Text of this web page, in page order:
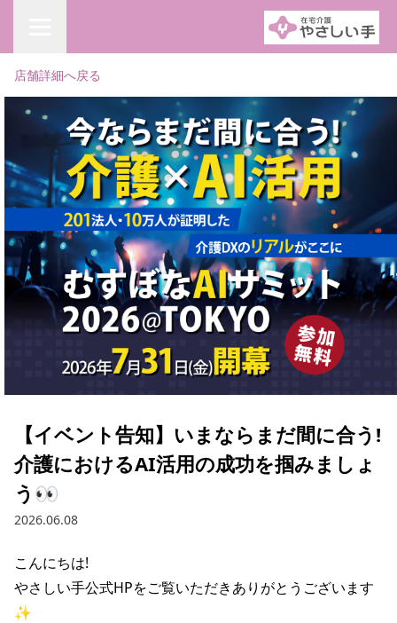
店舗詳細へ戻る
【イベント告知】いまならまだ間に合う!
介護におけるAI活用の成功を掴みましょ
う👀
2026.06.08
こんにちは!
やさしい手公式HPをご覧いただきありがとうございます
✨